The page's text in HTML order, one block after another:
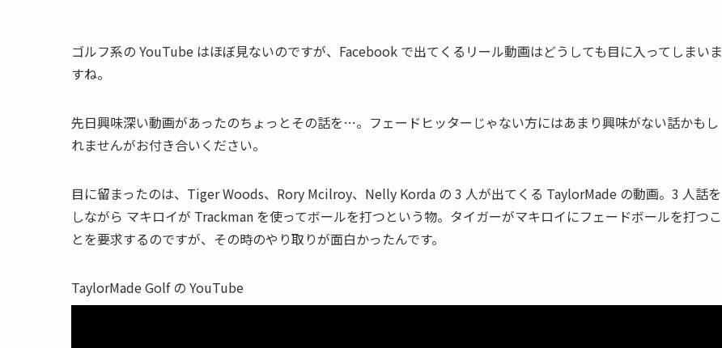
ゴルフ系の YouTube はほぼ見ないのですが、Facebook で出てくるリール動画はどうしても目に入ってしまいま
すね。
先日興味深い動画があったのちょっとその話を…。フェードヒッターじゃない方にはあまり興味がない話かもし
れませんがお付き合いください。
目に留まったのは、Tiger Woods、Rory Mcilroy、Nelly Korda の 3 人が出てくる TaylorMade の動画。3 人話を
しながら マキロイが Trackman を使ってボールを打つという物。タイガーがマキロイにフェードボールを打つこ
とを要求するのですが、その時のやり取りが面白かったんです。
TaylorMade Golf の YouTube